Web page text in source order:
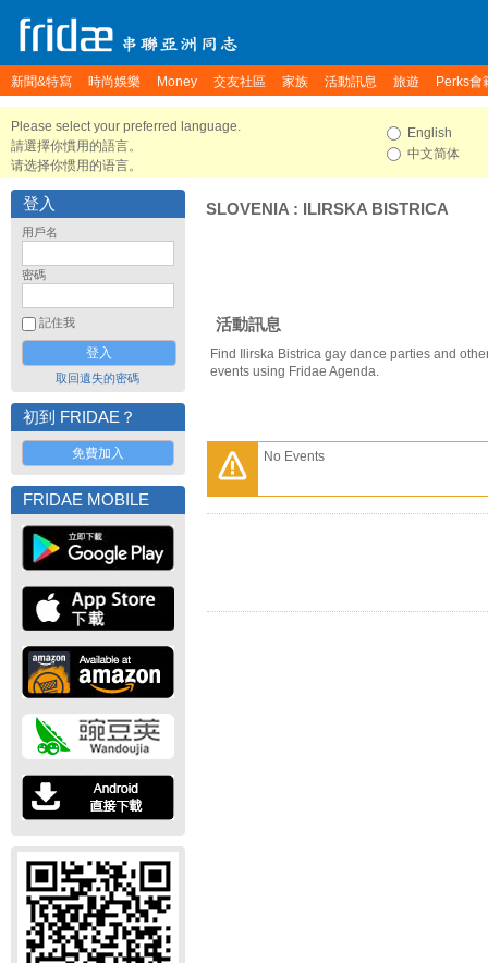
新聞&特寫 時尚娛樂 Money 交友社區 家族 活動訊息 旅遊 Perks會
Please select your preferred language.
請選擇你慣用的語言。
请选择你惯用的语言。
English
中文简体
登入
用戶名
密碼
記住我
取回遺失的密碼
初到 FRIDAE？
免費加入
FRIDAE MOBILE
SLOVENIA : ILIRSKA BISTRICA
活動訊息
Find Ilirska Bistrica gay dance parties and
events using Fridae Agenda.
No Events